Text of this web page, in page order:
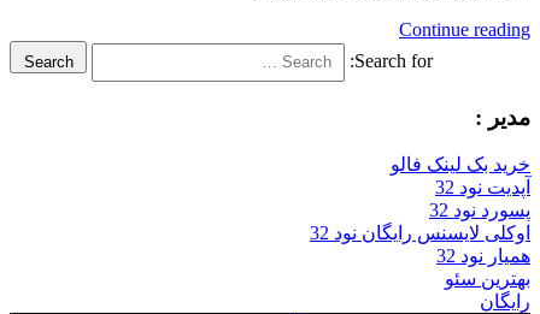
Continue reading
Search for:
Search
مدیر :
خرید بک لینک فالو
آپدیت نود 32
پسورد نود 32
اوکلی لایسنس رایگان نود 32
همیار نود 32
بهترین سئو
رایگان